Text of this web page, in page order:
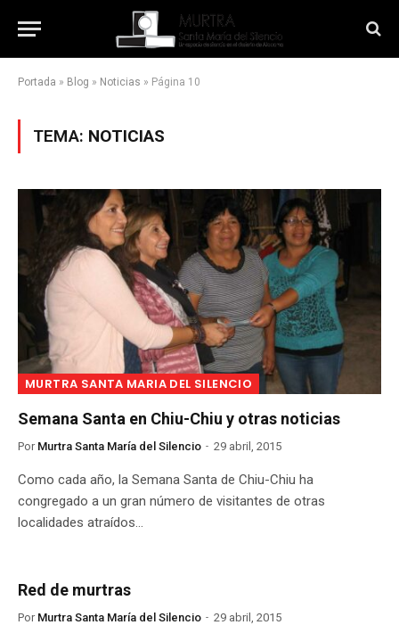
Portada » Blog » Noticias » Página 10
TEMA: NOTICIAS
MURTRA SANTA MARIA DEL SILENCIO
Semana Santa en Chiu-Chiu y otras noticias
Por Murtra Santa María del Silencio 29 abril, 2015
Como cada año, la Semana Santa de Chiu-Chiu ha
congregado a un gran número de visitantes de otras
localidades atraídos…
Red de murtras
Por Murtra Santa María del Silencio 29 abril, 2015